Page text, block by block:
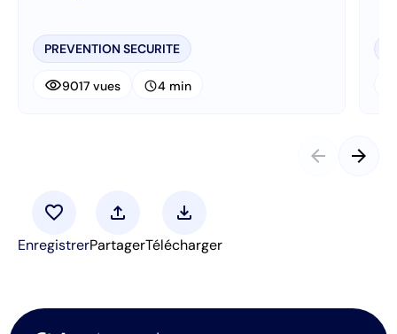
PREVENTION SECURITE
visibility9017 vues schedule4 min
arrow_back arrow_forward
favorite
Enregistrer
upload
Partager
download
Télécharger